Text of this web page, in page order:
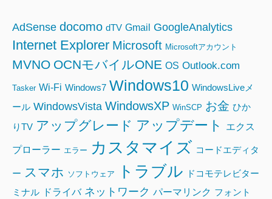
AdSense docomo dTV Gmail GoogleAnalytics
Internet Explorer Microsoft Microsoftアカウント
MVNO OCNモバイルONE OS Outlook.com
Tasker Wi-Fi Windows7 Windows10 WindowsLiveメ
ール WindowsVista WindowsXP WinSCP お金 ひか
りTV アップグレード アップデート エクス
プローラー エラー カスタマイズ コードエディタ
ー スマホ ソフトウェア トラブル
ドコモテレビター
ミナル
ドライバ ネットワーク パーマリンク フォント